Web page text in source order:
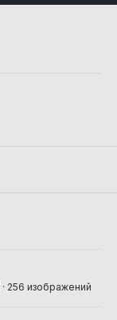
· 256 изображений